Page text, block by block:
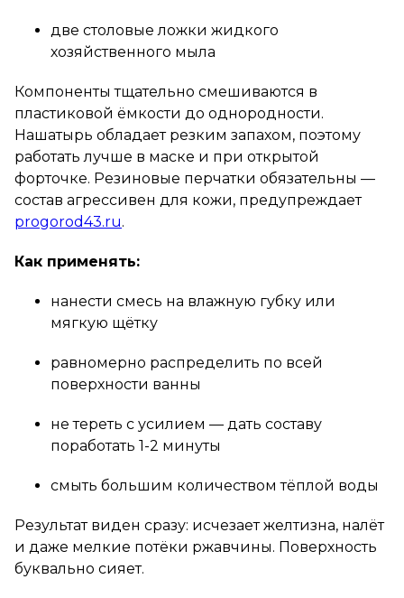
две столовые ложки жидкого
хозяйственного мыла
Компоненты тщательно смешиваются в
пластиковой ёмкости до однородности.
Нашатырь обладает резким запахом, поэтому
работать лучше в маске и при открытой
форточке. Резиновые перчатки обязательны —
состав агрессивен для кожи, предупреждает
progorod43.ru.
Как применять:
нанести смесь на влажную губку или
мягкую щётку
равномерно распределить по всей
поверхности ванны
не тереть с усилием — дать составу
поработать 1-2 минуты
смыть большим количеством тёплой воды
Результат виден сразу: исчезает желтизна, налёт
и даже мелкие потёки ржавчины. Поверхность
буквально сияет.